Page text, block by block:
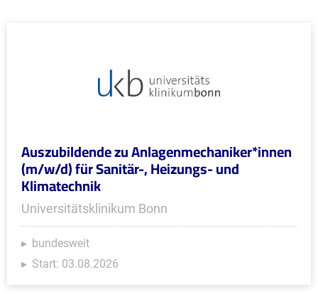
Auszubildende zu Anlagenmechaniker*innen
(m/w/d) für Sanitär-, Heizungs- und
Klimatechnik
Universitätsklinikum Bonn
bundesweit
Start: 03.08.2026